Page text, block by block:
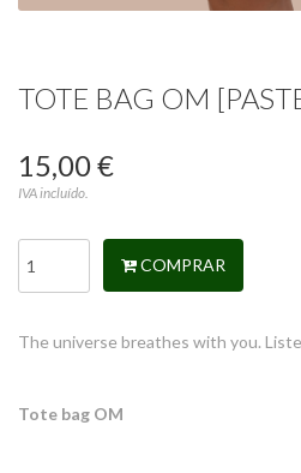
TOTE BAG OM
15,00 €
IVA incluído.
COMPRAR
The universe breathes with you.
Tote bag OM